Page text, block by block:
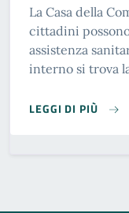
La Casa della
cittadini
assistenza
interno si trova
LEGGI DI PIÙ